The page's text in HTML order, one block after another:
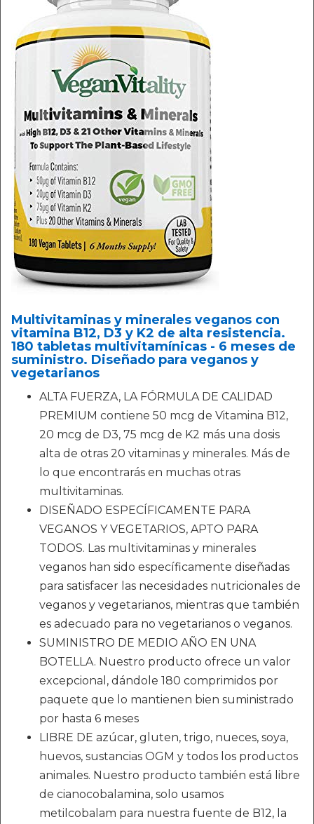
Multivitaminas y minerales veganos con
vitamina B12, D3 y K2 de alta resistencia.
180 tabletas multivitamínicas - 6 meses de
suministro. Diseñado para veganos y
vegetarianos
ALTA FUERZA, LA FÓRMULA DE CALIDAD
PREMIUM contiene 50 mcg de Vitamina B12,
20 mcg de D3, 75 mcg de K2 más una dosis
alta de otras 20 vitaminas y minerales. Más de
lo que encontrarás en muchas otras
multivitaminas.
DISEÑADO ESPECÍFICAMENTE PARA
VEGANOS Y VEGETARIOS, APTO PARA
TODOS. Las multivitaminas y minerales
veganos han sido específicamente diseñadas
para satisfacer las necesidades nutricionales de
veganos y vegetarianos, mientras que también
es adecuado para no vegetarianos o veganos.
SUMINISTRO DE MEDIO AÑO EN UNA
BOTELLA. Nuestro producto ofrece un valor
excepcional, dándole 180 comprimidos por
paquete que lo mantienen bien suministrado
por hasta 6 meses
LIBRE DE azúcar, gluten, trigo, nueces, soya,
huevos, sustancias OGM y todos los productos
animales. Nuestro producto también está libre
de cianocobalamina, solo usamos
metilcobalam para nuestra fuente de B12, la